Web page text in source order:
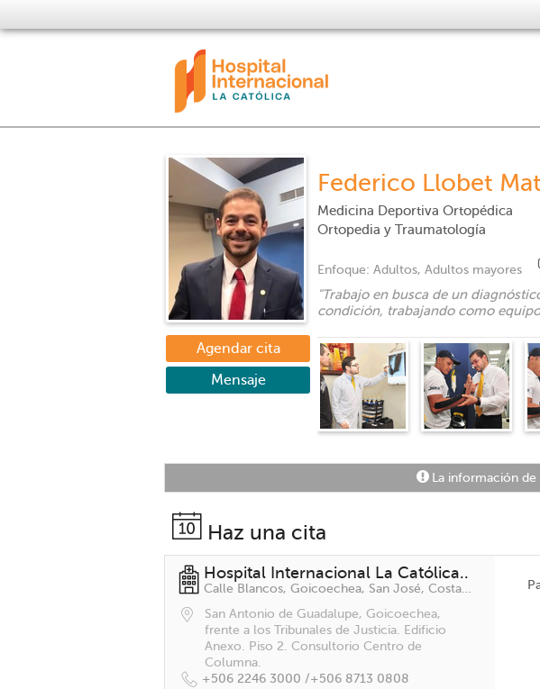
Federico Llobet
Medicina Deportiva Ortopédica
Ortopedia y Traumatología
Enfoque: Adultos, Adultos mayores
"Trabajo en busca de un
condición, trabajando como
Agendar cita
Mensaje
La información
Haz una cita
Hospital Internacional La Católica..
Calle Blancos, Goicoechea, San José, Costa Rica
San Antonio de Guadalupe, Goicoechea,
frente a los Tribunales de Justicia. Edificio
Anexo. Piso 2. Consultorio Centro de
Columna.
+506 2246 3000 /+506 8713 0808